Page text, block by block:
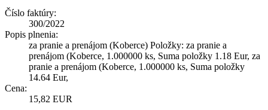
Číslo faktúry:
300/2022
Popis plnenia:
za pranie a prenájom (Koberce) Položky: za pranie a
prenájom (Koberce, 1.000000 ks, Suma položky 1.18 Eur, za
pranie a prenájom (Koberce, 1.000000 ks, Suma položky
14.64 Eur,
Cena:
15,82 EUR